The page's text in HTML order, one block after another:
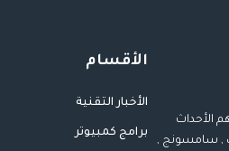
الأحداث
, سامسونج ,
الأقسام
الأخبار التقنية
برامج كمبيوتر